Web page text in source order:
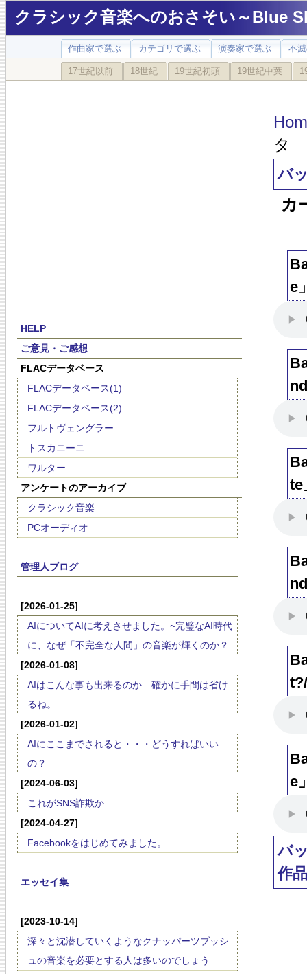
クラシック音楽へのおさそい～Blue
作曲家で選ぶ カテゴリで選ぶ 演奏家で選ぶ 不
17世紀以前 18世紀 19世紀初頭 19世紀中葉
HELP
ご意見・ご感想
FLACデータベース
FLACデータベース(1)
FLACデータベース(2)
フルトヴェングラー
トスカニーニ
ワルター
アンケートのアーカイブ
クラシック音楽
PCオーディオ
管理人ブログ
[2026-01-25]
AIについてAIに考えさせました。~完璧なAI時代
に、なぜ「不完全な人間」の音楽が輝くのか？
[2026-01-08]
AIはこんな事も出来るのか…確かに手間は省け
るね。
[2026-01-02]
AIにここまでされると・・・どうすればいい
の？
[2024-06-03]
これがSNS詐欺か
[2024-04-27]
Facebookをはじめてみました。
エッセイ集
[2023-10-14]
深々と沈潜していくようなクナッパーツブッシ
ュの音楽を必要とする人は多いのでしょう
タ
バ
カ
e
te
e
バ
作品